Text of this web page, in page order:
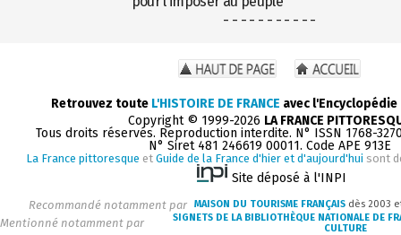
- - - - - - - - - - -
Retrouvez toute L'HISTOIRE DE FRANCE avec
Copyright © 1999-2026 LA FRANCE
Tous droits réservés. Reproduction interdite. N° ISSN 1768-
N° Siret 481 246619 00011. Code APE 913E
La France pittoresque et Guide de la France d'hier et d'aujourd'hui sont
Site déposé à l'INPI
Recommandé notamment par MAISON DU TOURISME FRANÇAIS dès 2003
Mentionné notamment par
SIGNETS DE LA BIBLIOTHÈQUE NATIONALE DE
CULTURE